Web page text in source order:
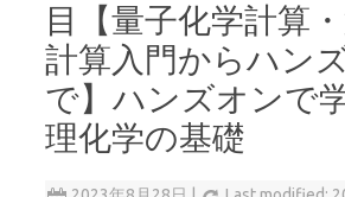
目【量子化学計算
計算入門からハン
で】ハンズオンで
理化学の基礎